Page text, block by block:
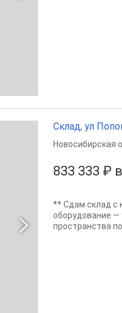
Склад, ул
833 333 ₽
Новосибирская
** Сдам склад с
оборудование —
пространства